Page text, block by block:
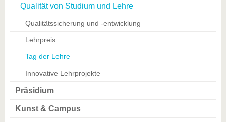
Qualität von Studium und Lehre
Qualitätssicherung und -entwicklung
Lehrpreis
Tag der Lehre
Innovative Lehrprojekte
Präsidium
Kunst & Campus